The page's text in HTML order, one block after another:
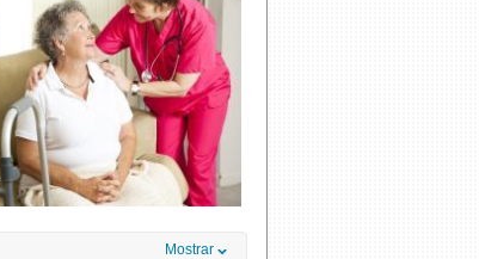
Mostrar